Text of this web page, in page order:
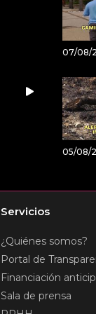
07/08/
05/08/
Servicios
¿Quiénes somos?
Portal de
Financiación
Sala de prensa